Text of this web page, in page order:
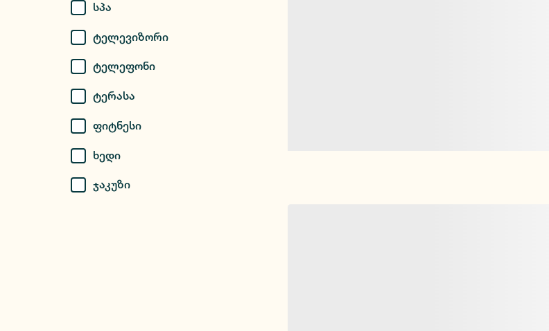
Სპა
Ტელევიზორი
Ტელეფონი
Ტერასა
Ფიტნესი
Ხედი
Ჯაკუზი